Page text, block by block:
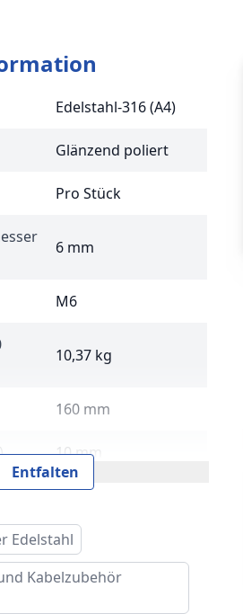
Edelstahl-316 (A4)
Glänzend poliert
Pro Stück
6 mm
M6
10,37 kg
160 mm
10 mm
230 mm
SW8
910 kg
Entfalten
Edelstahl
Kabelzubehör